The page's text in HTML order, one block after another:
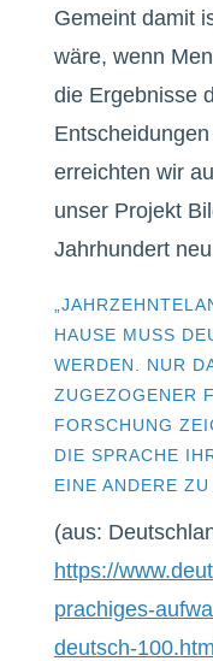
Gemeint damit
wäre, wenn
die Ergebnisse
erreichten wir
unser Projekt
Jahrhundert
HAUSE MUSS
WERDEN. NUR
ZUGEZOGENER
FORSCHUNG
DIE SPRACHE
EINE ANDERE
(aus:
https://
prachiges-
deutsch-100.html